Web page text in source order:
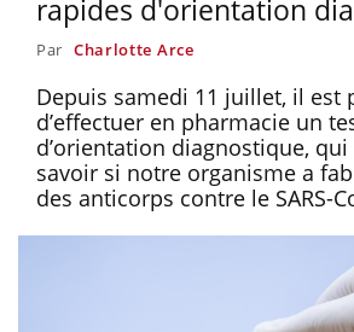
rapides d'orientation
Par Charlotte Arce
Depuis samedi 11 juillet, il est
d’effectuer en pharmacie un
d’orientation diagnostique,
savoir si notre organisme a
des anticorps contre le SARS-